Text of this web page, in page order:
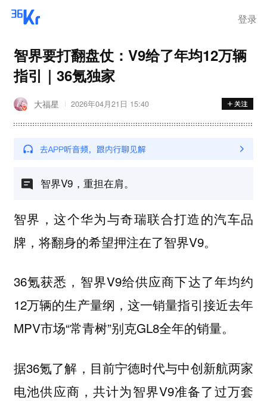
登录
智界要打翻盘仗：V9给了年均12万辆
指引｜36氪独家
大福星 2026年04月21日 15:40
智界V9，重担在肩。
智界，这个华为与奇瑞联合打造的汽车品
牌，将翻身的希望押注在了智界V9。
36氪获悉，智界V9给供应商下达了年均约
12万辆的生产量纲，这一销量指引接近去年
MPV市场“常青树”别克GL8全年的销量。
据36氪了解，目前宁德时代与中创新航两家
电池供应商，共计为智界V9准备了过万套